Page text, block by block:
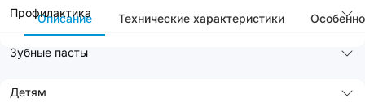
Профилактика
Зубные пасты
Детям
Описание Технические характеристики